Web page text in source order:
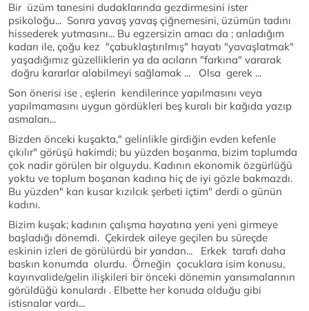
Bir üzüm tanesini dudaklarında gezdirmesini ister
psikoloğu... Sonra yavaş yavaş çiğnemesini, üzümün tadını
hissederek yutmasını... Bu egzersizin amacı da ; anladığım
kadarı ile, çoğu kez "çabuklaştırılmış" hayatı "yavaşlatmak"
yaşadığımız güzelliklerin ya da acıların "farkına" vararak
doğru kararlar alabilmeyi sağlamak ... Olsa gerek ...
Son önerisi ise , eşlerin kendilerince yapılmasını veya
yapılmamasını uygun gördükleri beş kuralı bir kağıda yazıp
asmaları...
Bizden önceki kuşakta," gelinlikle girdiğin evden kefenle
çıkılır" görüşü hakimdi; bu yüzden boşanma, bizim toplumda
çok nadir görülen bir olguydu. Kadının ekonomik özgürlüğü
yoktu ve toplum boşanan kadına hiç de iyi gözle bakmazdı.
Bu yüzden" kan kusar kızılcık şerbeti içtim" derdi o günün
kadını.
Bizim kuşak; kadının çalışma hayatına yeni yeni girmeye
başladığı dönemdi. Çekirdek aileye geçilen bu süreçde
eskinin izleri de görülürdü bir yandan... Erkek tarafı daha
baskın konumda olurdu. Örneğin çocuklara isim konusu,
kayınvalide/gelin ilişkileri bir önceki dönemin yansımalarının
görüldüğü konulardı . Elbette her konuda olduğu gibi
istisnalar vardı...